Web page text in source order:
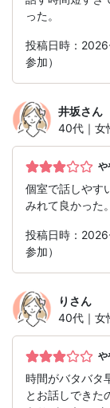
った。
投稿日時：
参加）
井坂さん
40代｜女
や
個室で話しやす
みれて良かった。
投稿日時：
参加）
り さん
40代｜女
や
時間がバタバタ
とお話しできた